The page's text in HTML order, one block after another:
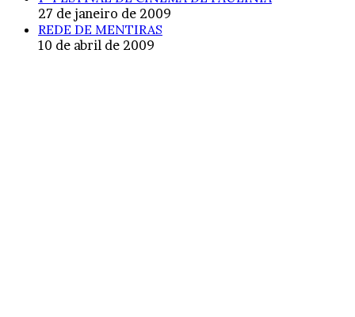
27 de janeiro de 2009
REDE DE MENTIRAS
10 de abril de 2009